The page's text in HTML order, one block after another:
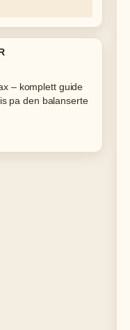
– komplett guide
pa den balanserte